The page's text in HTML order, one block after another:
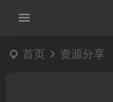
首页 资源分享